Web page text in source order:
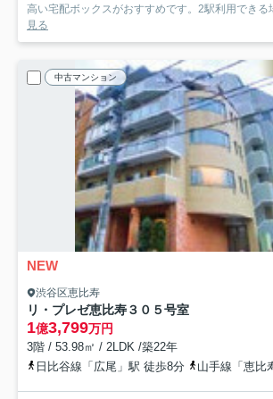
高い宅配ボックスがおすすめです。2駅利用できる
見る
中古マンション
NEW
渋谷区恵比寿
リ・プレゼ恵比寿３０５号室
1億3,799万円
3階 / 53.98㎡ / 2LDK /築22年
日比谷線「広尾」駅 徒歩8分
山手線「恵比